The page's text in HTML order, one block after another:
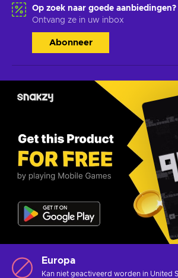
Op zoek naar goede aanbiedingen?
Ontvang ze in uw inbox
Abonneer
Europa
Kan niet geactiveerd worden in United